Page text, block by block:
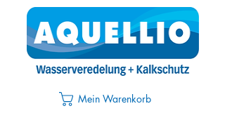
Mein Warenkorb